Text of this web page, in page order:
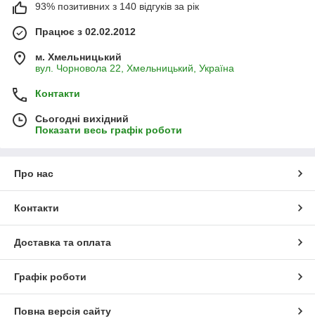
93% позитивних з 140 відгуків за рік
Працює з 02.02.2012
м. Хмельницький
вул. Чорновола 22, Хмельницький, Україна
Контакти
Сьогодні вихідний
Показати весь графік роботи
Про нас
Контакти
Доставка та оплата
Графік роботи
Повна версія сайту